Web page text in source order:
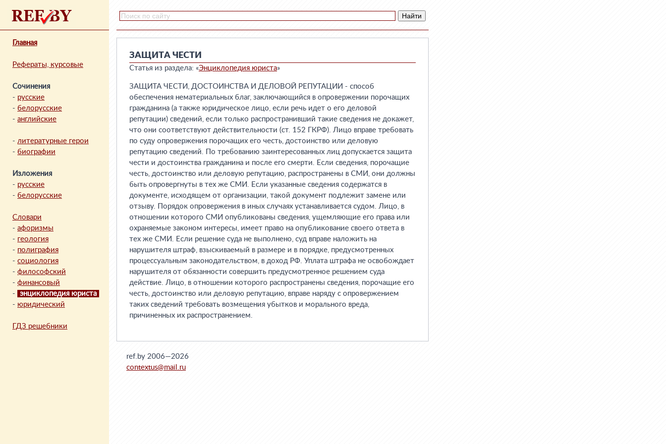
Главная
Рефераты, курсовые
Сочинения
- русские
- белорусские
- английские
- литературные герои
- биографии
Изложения
- русские
- белорусские
Словари
- афоризмы
- геология
- полиграфия
- социология
- философский
- финансовый
-
энциклопедия юриста
- юридический
ГДЗ решебники
ЗАЩИТА ЧЕСТИ
Статья из раздела: «Энциклопедия юриста»
ЗАЩИТА ЧЕСТИ, ДОСТОИНСТВА И ДЕЛОВОЙ РЕПУТАЦИИ - способ
обеспечения нематериальных благ, заключающийся в опровержении порочащих
гражданина (а также юридическое лицо, если речь идет о его деловой
репутации) сведений, если только распространивший такие сведения не докажет,
что они соответствуют действительности (ст. 152 ГКРФ). Лицо вправе требовать
по суду опровержения порочащих его честь, достоинство или деловую
репутацию сведений. По требованию заинтересованных лиц допускается защита
чести и достоинства гражданина и после его смерти. Если сведения, порочащие
честь, достоинство или деловую репутацию, распространены в СМИ, они должны
быть опровергнуты в тех же СМИ. Если указанные сведения содержатся в
документе, исходящем от организации, такой документ подлежит замене или
отзыву. Порядок опровержения в иных случаях устанавливается судом. Лицо, в
отношении которого СМИ опубликованы сведения, ущемляющие его права или
охраняемые законом интересы, имеет право на опубликование своего ответа в
тех же СМИ. Если решение суда не выполнено, суд вправе наложить на
нарушителя штраф, взыскиваемый в размере и в порядке, предусмотренных
процессуальным законодательством, в доход РФ. Уплата штрафа не освобождает
нарушителя от обязанности совершить предусмотренное решением суда
действие. Лицо, в отношении которого распространены сведения, порочащие его
честь, достоинство или деловую репутацию, вправе наряду с опровержением
таких сведений требовать возмещения убытков и морального вреда,
причиненных их распространением.
ref.by 2006—2026
contextus@mail.ru